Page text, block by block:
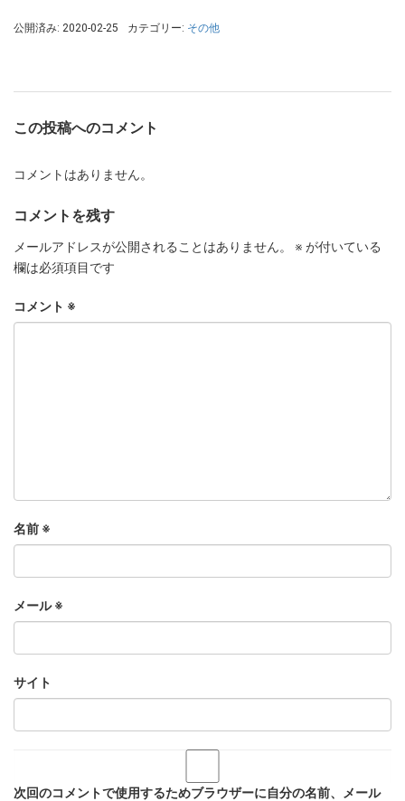
公開済み: 2020-02-25 カテゴリー: その他
この投稿へのコメント
コメントはありません。
コメントを残す
メールアドレスが公開されることはありません。 ※ が付いている
欄は必須項目です
コメント ※
名前 ※
メール※
サイト
次回のコメントで使用するためブラウザーに自分の名前、メール